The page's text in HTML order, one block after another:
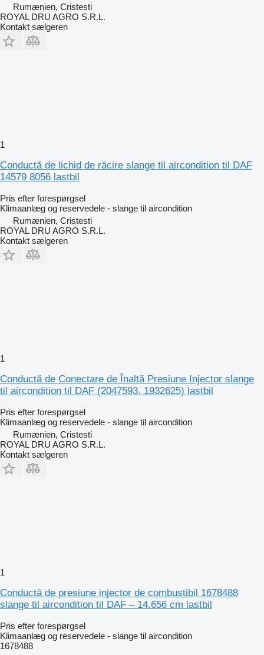
Rumænien, Cristesti
ROYAL DRU AGRO S.R.L.
Kontakt sælgeren
1
Conductă de lichid de răcire slange til aircondition til DAF
14579 8056 lastbil
Pris efter forespørgsel
Klimaanlæg og reservedele - slange til aircondition
Rumænien, Cristesti
ROYAL DRU AGRO S.R.L.
Kontakt sælgeren
1
Conductă de Conectare de Înaltă Presiune Injector slange
til aircondition til DAF (2047593, 1932625) lastbil
Pris efter forespørgsel
Klimaanlæg og reservedele - slange til aircondition
Rumænien, Cristesti
ROYAL DRU AGRO S.R.L.
Kontakt sælgeren
1
Conductă de presiune injector de combustibil 1678488
slange til aircondition til DAF – 14.656 cm lastbil
Pris efter forespørgsel
Klimaanlæg og reservedele - slange til aircondition
1678488